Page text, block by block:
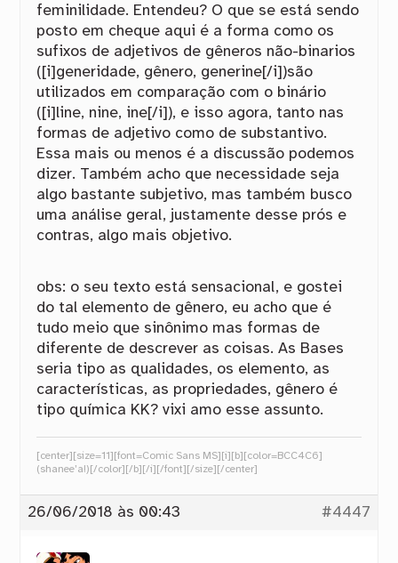
feminilidade. Entendeu? O que se está sendo
posto em cheque aqui é a forma como os
sufixos de adjetivos de gêneros não-binarios
([i]generidade, gênero, generine[/i])são
utilizados em comparação com o binário
([i]line, nine, ine[/i]), e isso agora, tanto nas
formas de adjetivo como de substantivo.
Essa mais ou menos é a discussão podemos
dizer. Também acho que necessidade seja
algo bastante subjetivo, mas também busco
uma análise geral, justamente desse prós e
contras, algo mais objetivo.
obs: o seu texto está sensacional, e gostei
do tal elemento de gênero, eu acho que é
tudo meio que sinônimo mas formas de
diferente de descrever as coisas. As Bases
seria tipo as qualidades, os elemento, as
características, as propriedades, gênero é
tipo química KK? vixi amo esse assunto.
[center][size=11][font=Comic Sans MS][i][b][color=BCC4C6]
(shanee’a!)[/color][/b][/i][/font][/size][/center]
26/06/2018 às 00:43 #4447